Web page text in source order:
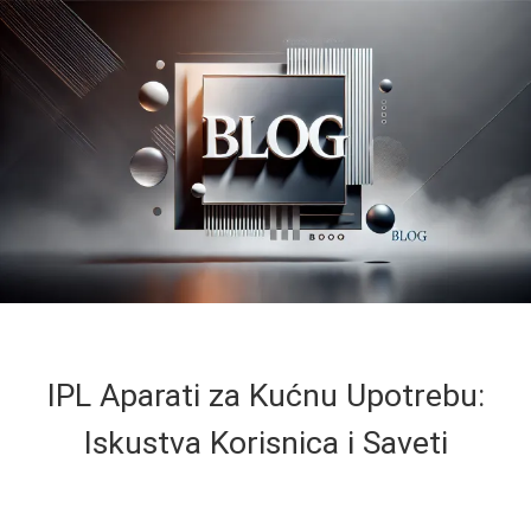
IPL Aparati za Kućnu Upotrebu:
Iskustva Korisnica i Saveti